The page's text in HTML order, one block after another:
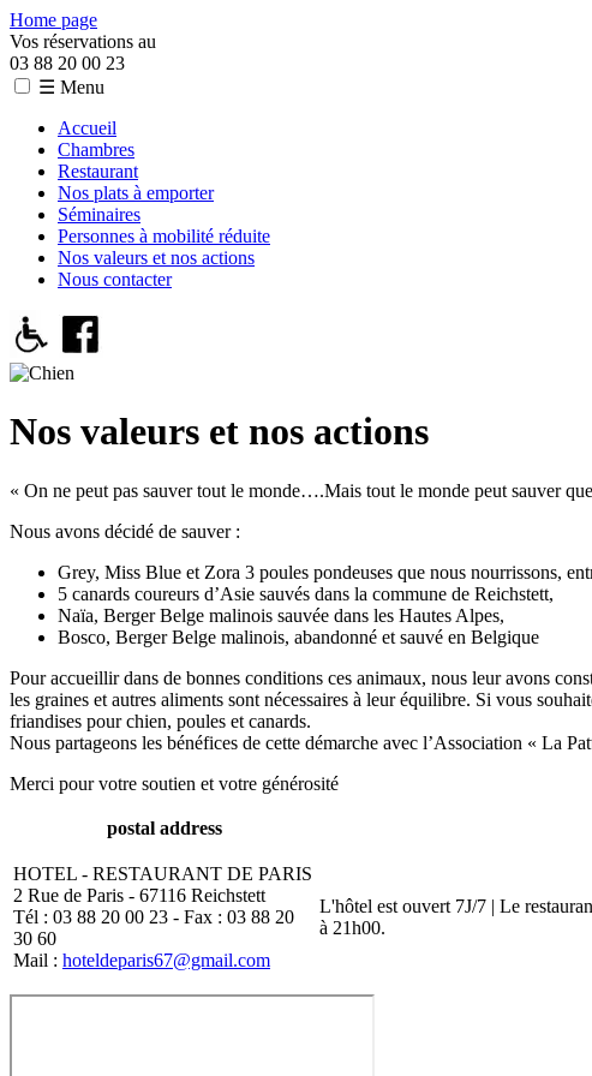
Home page
Vos réservations au
03 88 20 00 23
☰ Menu
Accueil
Chambres
Restaurant
Nos plats à emporter
Séminaires
Personnes à mobilité réduite
Nos valeurs et nos actions
Nous contacter
Nos valeurs et nos actions
« On ne peut pas sauver tout le monde….Mais tout le monde peut sauver
Nous avons décidé de sauver :
Grey, Miss Blue et Zora 3 poules pondeuses que nous nourrissons,
5 canards coureurs d’Asie sauvés dans la commune de Reichstett,
Naïa, Berger Belge malinois sauvée dans les Hautes Alpes,
Bosco, Berger Belge malinois, abandonné et sauvé en Belgique
Pour accueillir dans de bonnes conditions ces animaux, nous leur avons
les graines et autres aliments sont nécessaires à leur équilibre. Si vous
friandises pour chien, poules et canards.
Nous partageons les bénéfices de cette démarche avec l’Association « La
Merci pour votre soutien et votre générosité
postal address
HOTEL - RESTAURANT DE PARIS
2 Rue de Paris - 67116 Reichstett
Tél : 03 88 20 00 23 - Fax : 03 88 20
30 60
Mail : hoteldeparis67@gmail.com
L'hôtel est ouvert 7J/7 | Le
à 21h00.